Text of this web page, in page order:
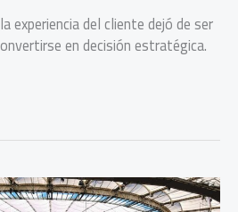
experiencia del cliente dejó de ser
en decisión estratégica.